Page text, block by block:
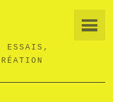
ESSAIS,